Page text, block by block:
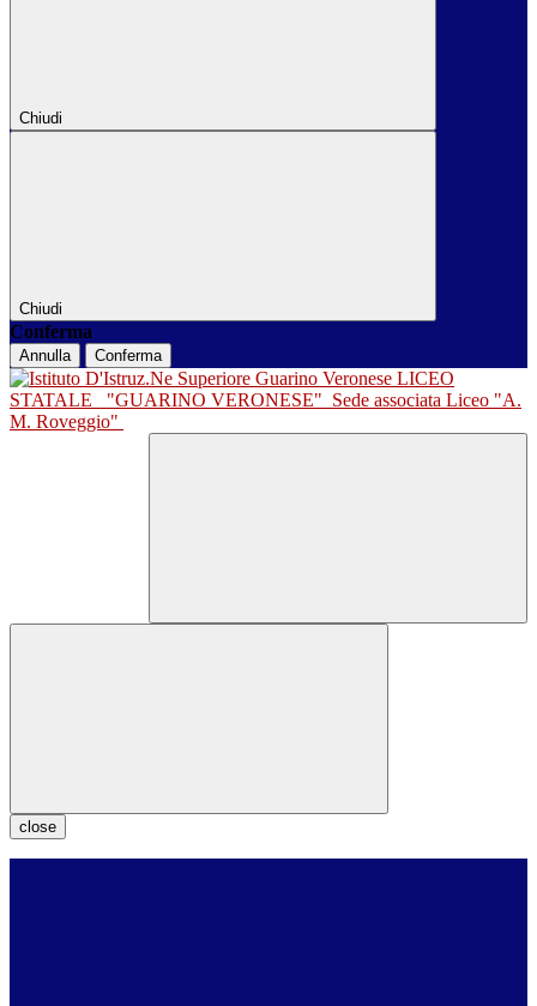
Chiudi
Chiudi
Conferma
Annulla Conferma
LICEO
STATALE
"GUARINO VERONESE" Sede associata Liceo "A.
M. Roveggio"
close